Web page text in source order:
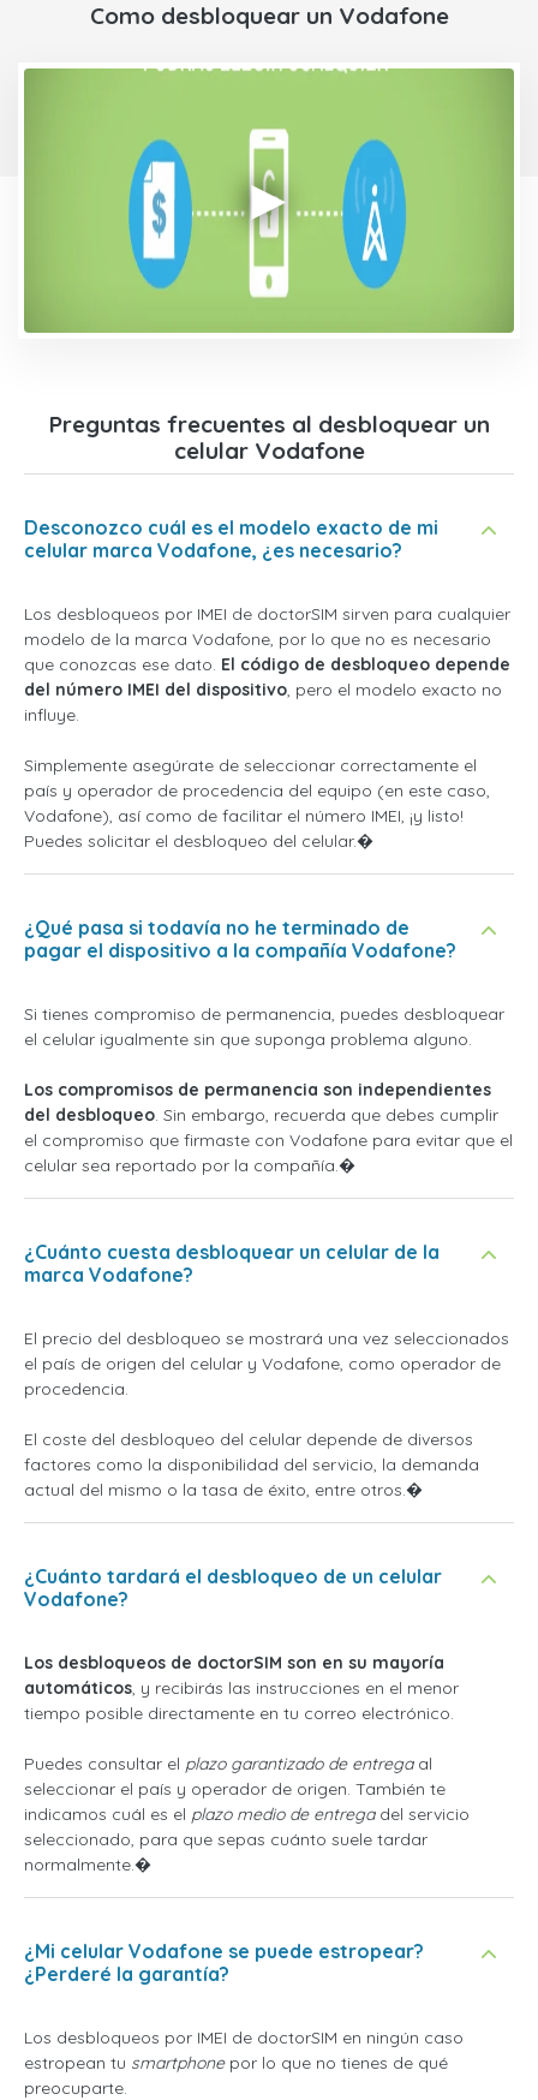
Como desbloquear un Vodafone
Preguntas frecuentes al desbloquear un
celular Vodafone
Desconozco cuál es el modelo exacto de mi
celular marca Vodafone, ¿es necesario?
Los desbloqueos por IMEI de doctorSIM sirven para cualquier
modelo de la marca Vodafone, por lo que no es necesario
que conozcas ese dato. El código de desbloqueo depende
del número IMEI del dispositivo, pero el modelo exacto no
influye.
Simplemente asegúrate de seleccionar correctamente el
país y operador de procedencia del equipo (en este caso,
Vodafone), así como de facilitar el número IMEI, ¡y listo!
Puedes solicitar el desbloqueo del celular.�
¿Qué pasa si todavía no he terminado de
pagar el dispositivo a la compañía Vodafone?
Si tienes compromiso de permanencia, puedes desbloquear
el celular igualmente sin que suponga problema alguno.
Los compromisos de permanencia son independientes
del desbloqueo. Sin embargo, recuerda que debes cumplir
el compromiso que firmaste con Vodafone para evitar que el
celular sea reportado por la compañía.�
¿Cuánto cuesta desbloquear un celular de la
marca Vodafone?
El precio del desbloqueo se mostrará una vez seleccionados
el país de origen del celular y Vodafone, como operador de
procedencia.
El coste del desbloqueo del celular depende de diversos
factores como la disponibilidad del servicio, la demanda
actual del mismo o la tasa de éxito, entre otros.�
¿Cuánto tardará el desbloqueo de un celular
Vodafone?
Los desbloqueos de doctorSIM son en su mayoría
automáticos, y recibirás las instrucciones en el menor
tiempo posible directamente en tu correo electrónico.
Puedes consultar el plazo garantizado de entregaal
seleccionar el país y operador de origen. También te
indicamos cuál es el plazo medio de entregadel servicio
seleccionado, para que sepas cuánto suele tardar
normalmente.�
¿Mi celular Vodafone se puede estropear?
¿Perderé la garantía?
Los desbloqueos por IMEI de doctorSIM en ningún caso
estropean tu smartphonepor lo que no tienes de qué
preocuparte.